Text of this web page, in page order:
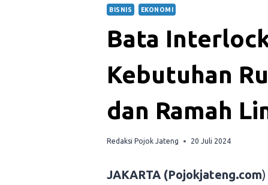
BISNIS EKONOMI
Bata
Kebutuhan
dan Ramah
Redaksi Pojok Jateng 20 Juli 2024
JAKARTA (Pojokjateng.com